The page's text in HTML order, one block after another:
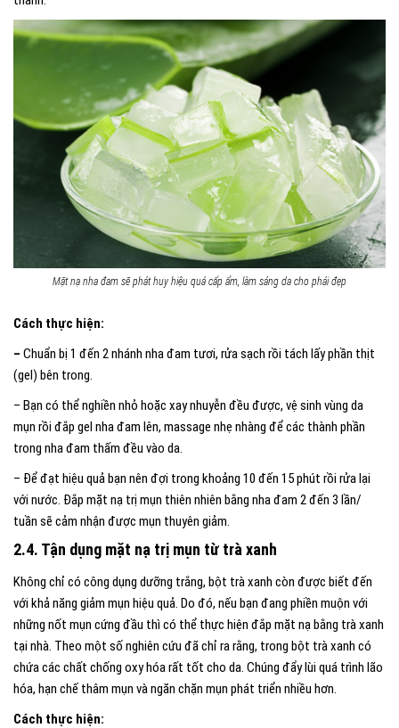
Mặt nạ nha đam sẽ phát huy hiệu quả cấp ẩm, làm sáng da cho phái đẹp
Cách thực hiện:
– Chuẩn bị 1 đến 2 nhánh nha đam tươi, rửa sạch rồi tách lấy phần thịt
(gel) bên trong.
– Bạn có thể nghiền nhỏ hoặc xay nhuyễn đều được, vệ sinh vùng da
mụn rồi đắp gel nha đam lên, massage nhẹ nhàng để các thành phần
trong nha đam thấm đều vào da.
– Để đạt hiệu quả bạn nên đợi trong khoảng 10 đến 15 phút rồi rửa lại
với nước. Đắp mặt nạ trị mụn thiên nhiên bằng nha đam 2 đến 3 lần/
tuần sẽ cảm nhận được mụn thuyên giảm.
2.4. Tận dụng mặt nạ trị mụn từ trà xanh
Không chỉ có công dụng dưỡng trắng, bột trà xanh còn được biết đến
với khả năng giảm mụn hiệu quả. Do đó, nếu bạn đang phiền muộn với
những nốt mụn cứng đầu thì có thể thực hiện đắp mặt nạ bằng trà xanh
tại nhà. Theo một số nghiên cứu đã chỉ ra rằng, trong bột trà xanh có
chứa các chất chống oxy hóa rất tốt cho da. Chúng đẩy lùi quá trình lão
hóa, hạn chế thâm mụn và ngăn chặn mụn phát triển nhiều hơn.
Cách thực hiện: